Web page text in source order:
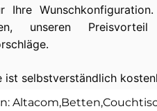
Ihre
unseren
ist selbstverständlich
Altacom,Betten,